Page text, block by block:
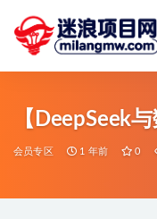
【DeepSeek
会员专区 1 年前 0